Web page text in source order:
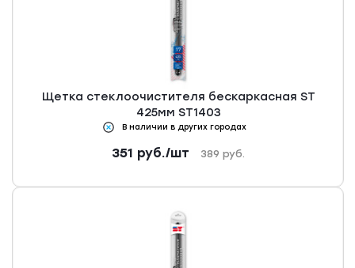
Щетка стеклоочистителя бескаркасная ST
425мм ST1403
В наличии в других городах
351 руб./шт 389 руб.